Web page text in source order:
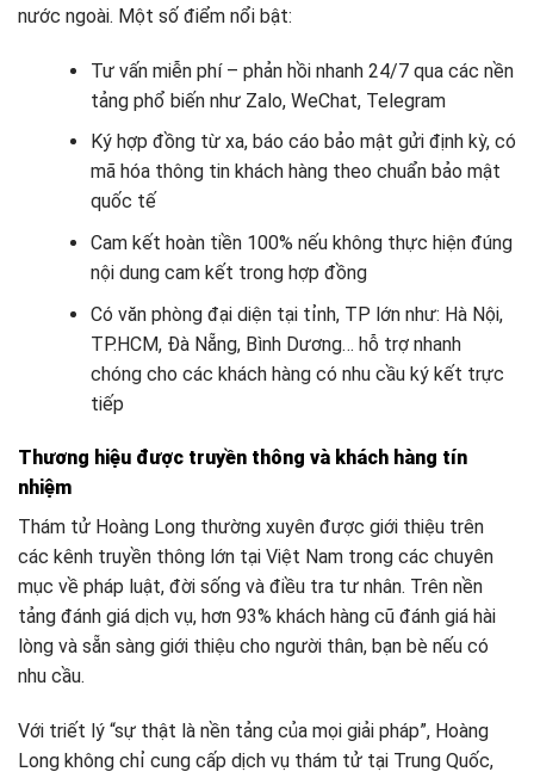
nước ngoài. Một số điểm nổi bật:
Tư vấn miễn phí – phản hồi nhanh 24/7 qua các nền
tảng phổ biến như Zalo, WeChat, Telegram
Ký hợp đồng từ xa, báo cáo bảo mật gửi định kỳ, có
mã hóa thông tin khách hàng theo chuẩn bảo mật
quốc tế
Cam kết hoàn tiền 100% nếu không thực hiện đúng
nội dung cam kết trong hợp đồng
Có văn phòng đại diện tại tỉnh, TP lớn như: Hà Nội,
TP.HCM, Đà Nẵng, Bình Dương… hỗ trợ nhanh
chóng cho các khách hàng có nhu cầu ký kết trực
tiếp
Thương hiệu được truyền thông và khách hàng tín
nhiệm
Thám tử Hoàng Long thường xuyên được giới thiệu trên
các kênh truyền thông lớn tại Việt Nam trong các chuyên
mục về pháp luật, đời sống và điều tra tư nhân. Trên nền
tảng đánh giá dịch vụ, hơn 93% khách hàng cũ đánh giá hài
lòng và sẵn sàng giới thiệu cho người thân, bạn bè nếu có
nhu cầu.
Với triết lý “sự thật là nền tảng của mọi giải pháp”, Hoàng
Long không chỉ cung cấp dịch vụ thám tử tại Trung Quốc,